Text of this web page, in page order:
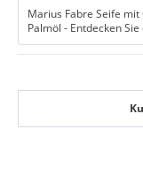
Marius Fabre Seife
Palmöl - Entdecken Sie